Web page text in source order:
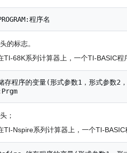
的标志。
TI-68K系列计算器上，一个TI-BASIC程
；
TI-Nspire系列计算器上，一个TI-BASIC